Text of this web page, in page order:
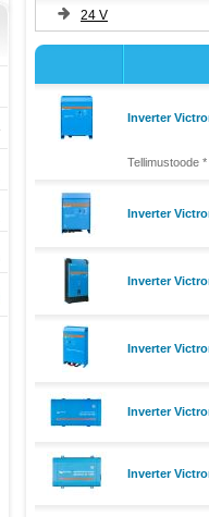
24 V
Inverter
Tellimustoode *
Inverter
Inverter
Inverter
Inverter
Inverter